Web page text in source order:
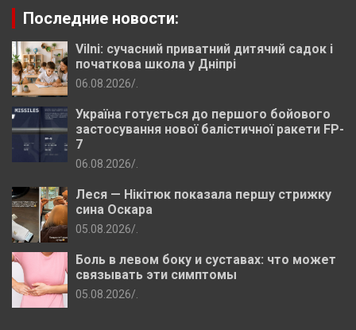
Последние новости:
Vilni: сучасний приватний дитячий садок і
початкова школа у Дніпрі
06.08.2026
Україна готується до першого бойового
застосування нової балістичної ракети FP-
7
06.08.2026
Леся — Нікітюк показала першу стрижку
сина Оскара
05.08.2026
Боль в левом боку и суставах: что может
связывать эти симптомы
05.08.2026